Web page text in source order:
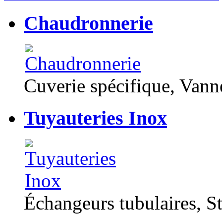
Chaudronnerie
Cuverie spécifique,
Tuyauteries Inox
Échangeurs tubulaires,